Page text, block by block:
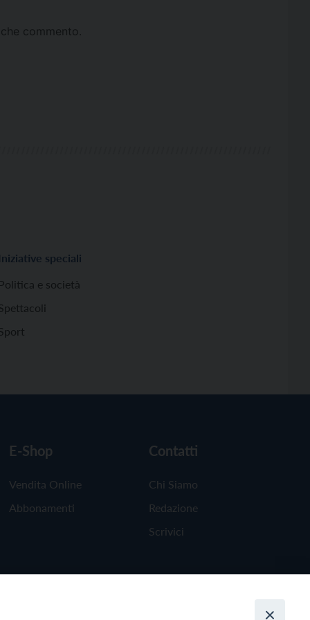
commento.
Iniziative speciali
Politica e società
E-Shop
Vendita Online
Abbonamenti
Contatti
Chi Siamo
Redazione
Scrivici